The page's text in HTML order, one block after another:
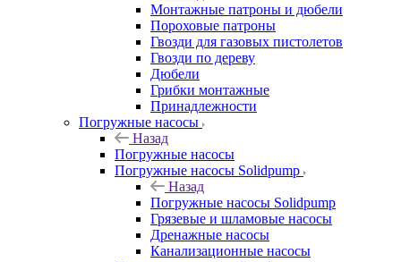
Монтажные патроны и дюбели
Пороховые патроны
Гвозди для газовых пистолетов
Гвозди по дереву
Дюбели
Грибки монтажные
Принадлежности
Погружные насосы
Назад
Погружные насосы
Погружные насосы Solidpump
Назад
Погружные насосы Solidpump
Грязевые и шламовые насосы
Дренажные насосы
Канализационные насосы